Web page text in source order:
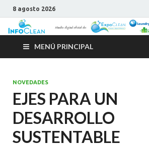
8 agosto 2026
MENÚ PRINCIPAL
NOVEDADES
EJES PARA UN
DESARROLLO
SUSTENTABLE